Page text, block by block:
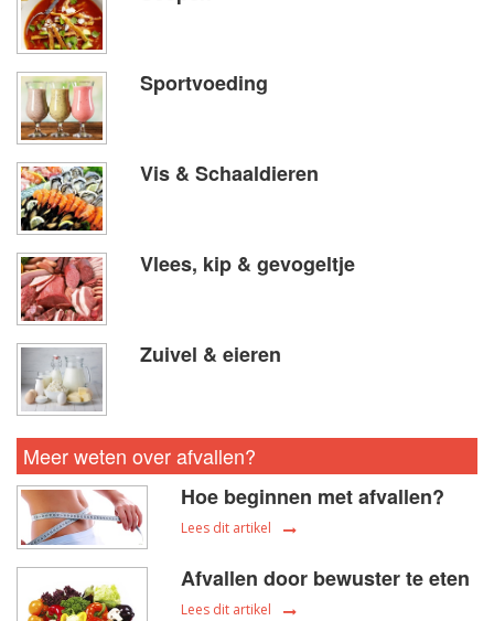
Sportvoeding
Vis & Schaaldieren
Vlees, kip & gevogeltje
Zuivel & eieren
Meer weten over afvallen?
Hoe beginnen met afvallen?
Lees dit artikel
Afvallen door bewuster te eten
Lees dit artikel